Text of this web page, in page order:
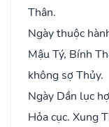
Thân.
Ngày thuộc
Mậu Tý, Bính
không sợ Thủy.
Ngày Dần lục
Hỏa cục. Xung